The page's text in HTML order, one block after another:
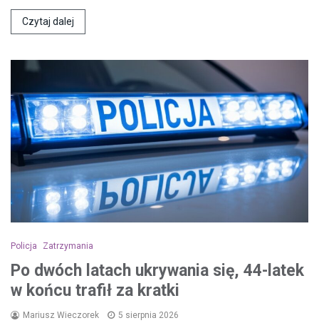
Czytaj dalej
Policja Zatrzymania
Po dwóch latach ukrywania się, 44-latek
w końcu trafił za kratki
Mariusz Wieczorek 5 sierpnia 2026